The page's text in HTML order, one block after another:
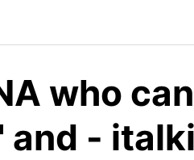
who
and - italki